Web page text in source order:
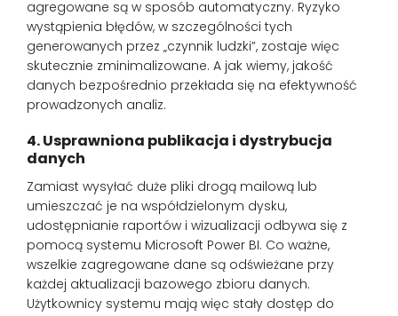
agregowane są w sposób automatyczny. Ryzyko
wystąpienia błędów, w szczególności tych
generowanych przez „czynnik ludzki”, zostaje więc
skutecznie zminimalizowane. A jak wiemy, jakość
danych bezpośrednio przekłada się na efektywność
prowadzonych analiz.
4. Usprawniona publikacja i dystrybucja
danych
Zamiast wysyłać duże pliki drogą mailową lub
umieszczać je na współdzielonym dysku,
udostępnianie raportów i wizualizacji odbywa się z
pomocą systemu Microsoft Power BI. Co ważne,
wszelkie zagregowane dane są odświeżane przy
każdej aktualizacji bazowego zbioru danych.
Użytkownicy systemu mają więc stały dostęp do